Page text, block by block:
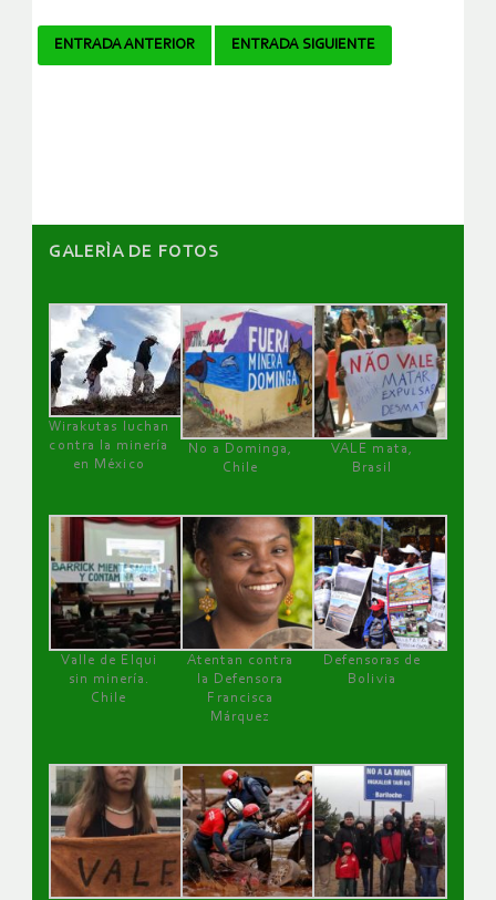
Navegador
ENTRADA ANTERIOR ENTRADA SIGUIENTE
GALERÌA DE FOTOS
Wirakutas luchan
contra la minería
en México
No a Dominga,
Chile
VALE mata,
Brasil
Valle de Elqui
sin minería.
Chile
Atentan contra
la Defensora
Francisca
Márquez
Defensoras de
Bolivia